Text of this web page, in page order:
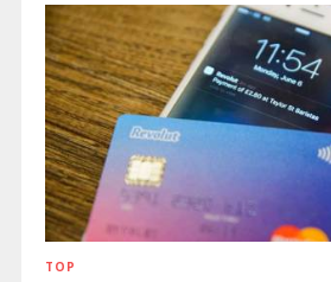
TOP